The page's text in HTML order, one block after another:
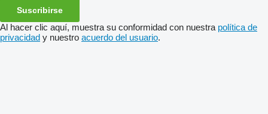
Suscribirse
Al hacer clic aquí, muestra su conformidad con nuestra política de
privacidad y nuestro acuerdo del usuario.